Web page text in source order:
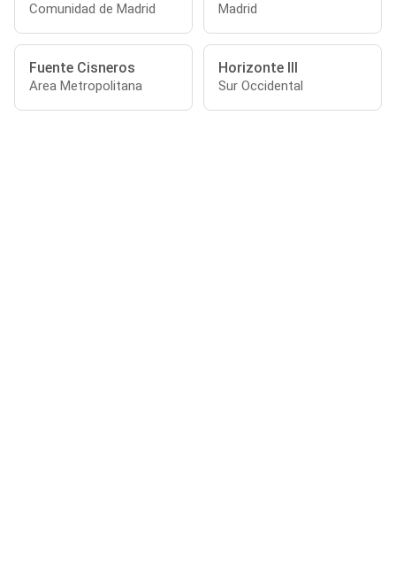
Comunidad de Madrid Madrid
Fuente Cisneros
Area Metropolitana
Horizonte III
Sur Occidental